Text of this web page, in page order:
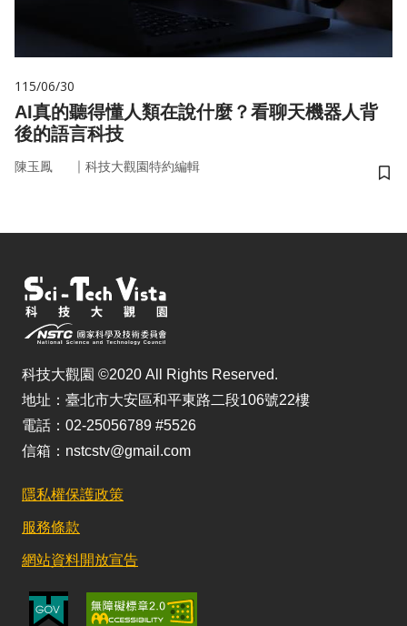
115/06/30
AI真的聽得懂人類在說什麼？看聊天機器人背
後的語言科技
陳玉鳳 ｜ 科技大觀園特約編輯
儲
科技大觀園 ©2020 All Rights Reserved.
地址：臺北市大安區和平東路二段106號22樓
電話：02-25056789 #5526
信箱：nstcstv@gmail.com
隱私權保護政策
服務條款
網站資料開放宣告